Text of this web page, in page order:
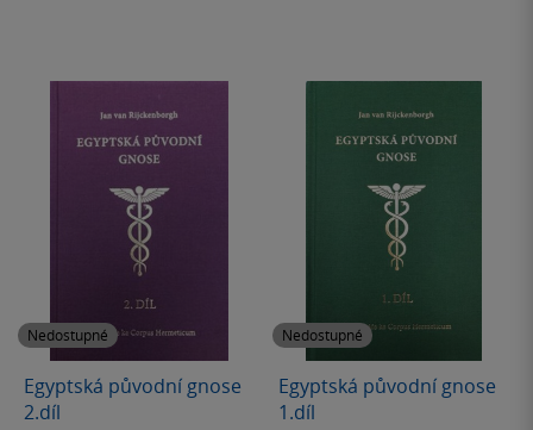
Nedostupné
Egyptská původní gnose
2.díl
Nedostupné
Egyptská původní gnose
1.díl